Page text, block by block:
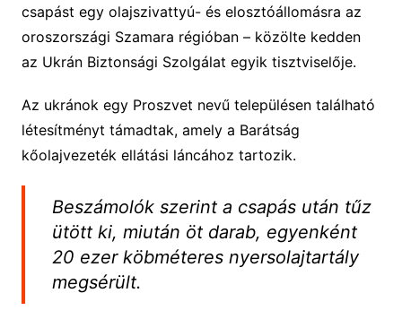
csapást egy olajszivattyú- és elosztóállomásra az
oroszországi Szamara régióban – közölte kedden
az Ukrán Biztonsági Szolgálat egyik tisztviselője.
Az ukránok egy Proszvet nevű településen található
létesítményt támadtak, amely a Barátság
kőolajvezeték ellátási láncához tartozik.
Beszámolók szerint a csapás után tűz
ütött ki, miután öt darab, egyenként
20 ezer köbméteres nyersolajtartály
megsérült.